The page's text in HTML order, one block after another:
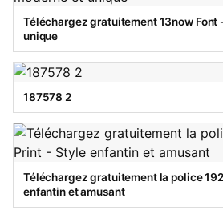
Téléchargez gratuitement 13now Font
unique
187578 2
Téléchargez gratuitement la police
enfantin et amusant